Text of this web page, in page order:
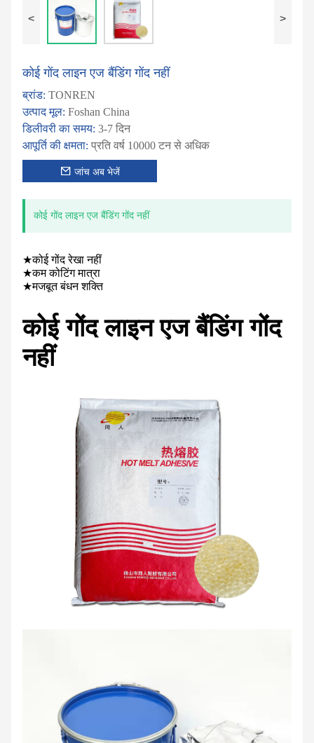
< >
कोई गोंद लाइन एज बैंडिंग गोंद नहीं
ब्रांड: TONREN
उत्पाद मूल: Foshan China
डिलीवरी का समय: 3-7 दिन
आपूर्ति की क्षमता: प्रति वर्ष 10000 टन से अधिक
जांच अब भेजें
कोई गोंद लाइन एज बैंडिंग गोंद नहीं
★कोई गोंद रेखा नहीं
★कम कोटिंग मात्रा
★मजबूत बंधन शक्ति
कोई गोंद लाइन एज बैंडिंग गोंद
नहीं